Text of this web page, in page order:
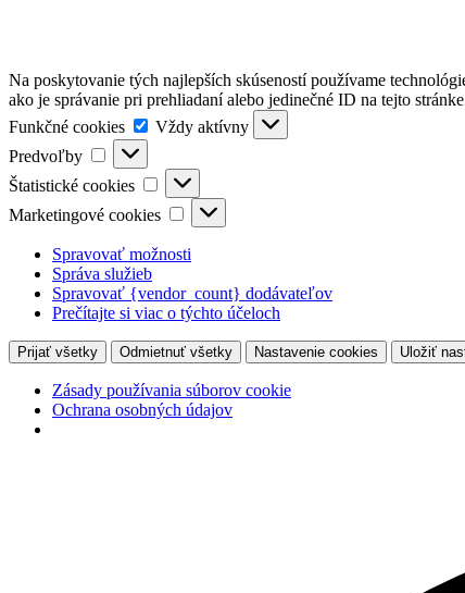
Na poskytovanie tých najlepších skúseností používame
ako je správanie pri prehliadaní alebo jedinečné ID na tejto
Funkčné cookies
Funkčné
cookies
Vždy aktívny
Predvoľby
Predvoľby
Štatistické cookies
Štatistické
cookies
Marketingové cookies
Marketingové
cookies
Spravovať možnosti
Správa služieb
Spravovať {vendor_count} dodávateľov
Prečítajte si viac o týchto účeloch
Prijať všetky Odmietnuť všetky Nastavenie cookies Uložiť
Zásady používania súborov cookie
Ochrana osobných údajov